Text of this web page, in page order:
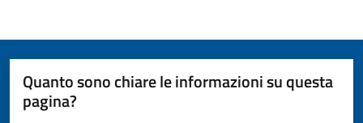
Quanto sono chiare le informazioni su questa
pagina?